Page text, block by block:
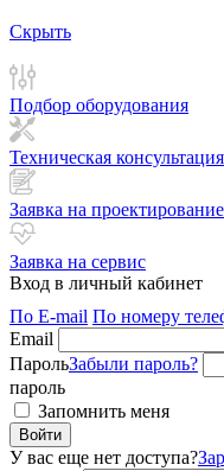
Скрыть
Подбор оборудования
Техническая консультация
Заявка на проектирование
Заявка на сервис
Вход в личный кабинет
По E-mail По номеру
Email
ПарольЗабыли пароль?
пароль
Запомнить меня
Войти
У вас еще нет доступа?